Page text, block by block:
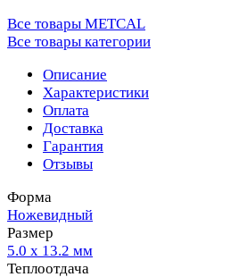
Все товары METCAL
Все товары категории
Описание
Характеристики
Оплата
Доставка
Гарантия
Отзывы
Форма
Ножевидный
Размер
5.0 х 13.2 мм
Теплоотдача